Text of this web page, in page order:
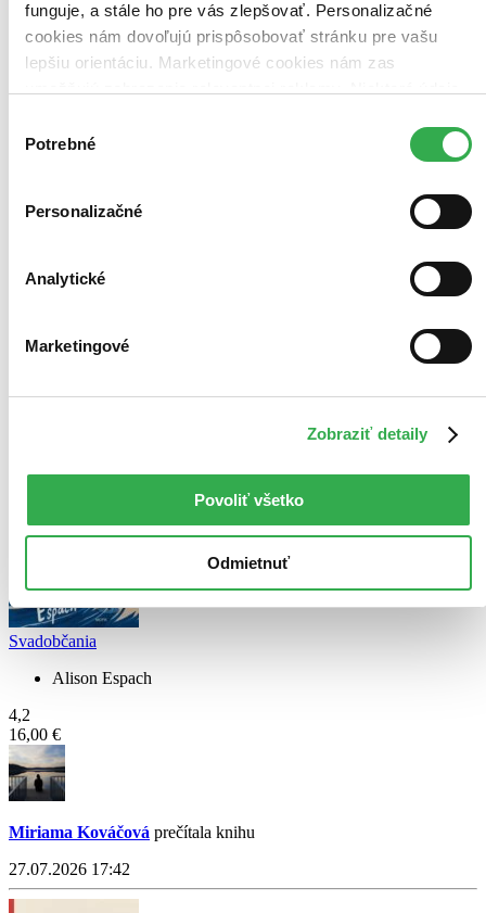
funguje, a stále ho pre vás zlepšovať. Personalizačné
cookies nám dovoľujú prispôsobovať stránku pre vašu
lepšiu orientáciu. Marketingové cookies nám zas
keby sme mohli používať všetky tieto cookies. Ďakujeme!
súhlasu
Potrebné
Personalizačné
Analytické
Marketingové
Zobraziť detaily
Povoliť všetko
Odmietnuť
06.08.2026 06:29
Svadobčania
Alison Espach
4,2
16,00 €
Miriama Kováčová prečítala knihu
27.07.2026 17:42